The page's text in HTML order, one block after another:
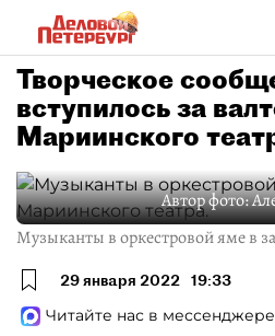
Творческое
вступилось за
Мариинского
Автор фото:
Музыканты в оркестровой яме в
29 января 2022 19:33
Читайте нас в